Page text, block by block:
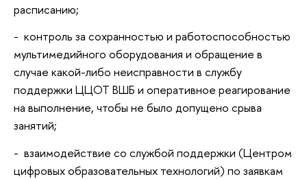
расписанию;
- контроль за сохранностью и работоспособностью
мультимедийного оборудования и обращение в
случае какой-либо неисправности в службу
поддержки ЦЦОТ ВШБ и оперативное реагирование
на выполнение, чтобы не было допущено срыва
занятий;
- взаимодействие со службой поддержки (Центром
цифровых образовательных технологий) по заявкам